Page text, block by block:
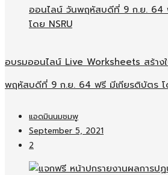
อบรมออนไลน์​ Live Worksheets สร้าง
พฤหัสบดีที่ 9 ก.ย. 64 ฟรี มีเกียรติบัตร โ
แอดมินนมชมพู
September 5, 2021
2